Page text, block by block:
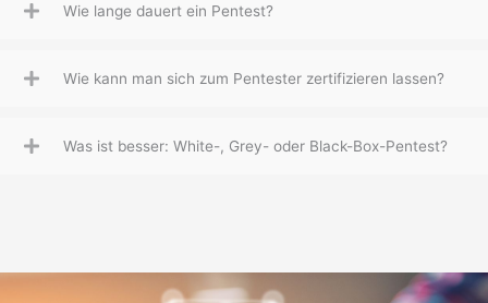
Wie lange dauert ein Pentest?
Wie kann man sich zum Pentester zertifizieren lassen?
Was ist besser: White-, Grey- oder Black-Box-Pentest?